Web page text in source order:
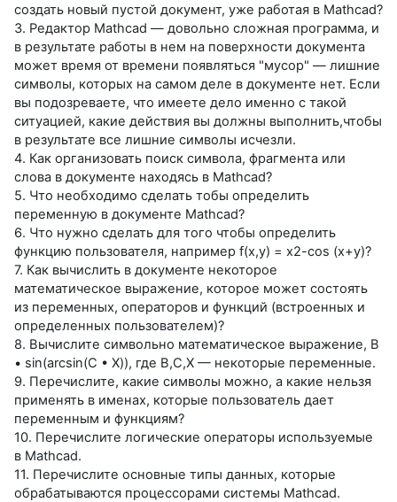
создать новый пустой документ, уже работая в Mathcad?
3. Редактор Mathcad — довольно сложная программа, и
в результате работы в нем на поверхности документа
может время от времени появляться "мусор" — лишние
символы, которых на самом деле в документе нет. Если
вы подозреваете, что имеете дело именно с такой
ситуацией, какие действия вы должны выполнить,чтобы
в результате все лишние символы исчезли.
4. Как организовать поиск символа, фрагмента или
слова в документе находясь в Mathcad?
5. Что необходимо сделать тобы определить
переменную в документе Mathcad?
6. Что нужно сделать для того чтобы определить
функцию пользователя, например f(x,y) = x2-cos (x+y)?
7. Как вычислить в документе некоторое
математическое выражение, которое может состоять
из переменных, операторов и функций (встроенных и
определенных пользователем)?
8. Вычислите символьно математическое выражение, В
• sin(arcsin(С • Х)), где В,С,Х — некоторые переменные.
9. Перечислите, какие символы можно, а какие нельзя
применять в именах, которые пользователь дает
переменным и функциям?
10. Перечислите логические операторы используемые
в Mathcad.
11. Перечислите основные типы данных, которые
обрабатываются процессорами системы Mathcad.